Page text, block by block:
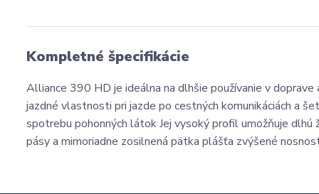
Kompletné špecifikácie
Alliance 390 HD je ideálna na dlhšie používanie v
jazdné vlastnosti pri jazde po cestných komunikáciách a
spotrebu pohonných látok Jej vysoký profil umožňuje
pásy a mimoriadne zosilnená pätka plášťa zvýšené